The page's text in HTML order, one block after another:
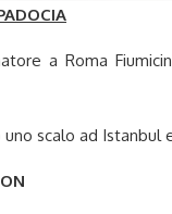
a Roma
scalo ad